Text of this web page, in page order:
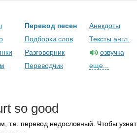
Перевод песен
Подборки слов
Разговорник
Переводчик
Анекдоты
Тексты англ.
озвучка
еще...
so good
т.е. перевод недословный. Чтобы